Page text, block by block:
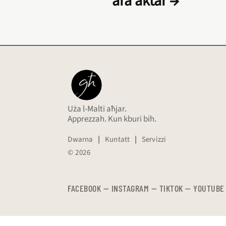
Uża l-Malti aħjar.
Apprezzah. Kun kburi bih.
Dwarna | Kuntatt | Servizzi
© 2026
FACEBOOK — INSTAGRAM — TIKTOK — YOUTUBE